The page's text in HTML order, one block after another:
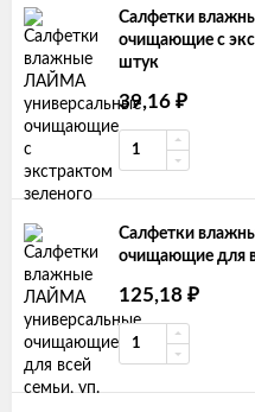
Салфетки
очищающие с
штук
39,16 ₽
Салфетки
очищающие для
125,18 ₽